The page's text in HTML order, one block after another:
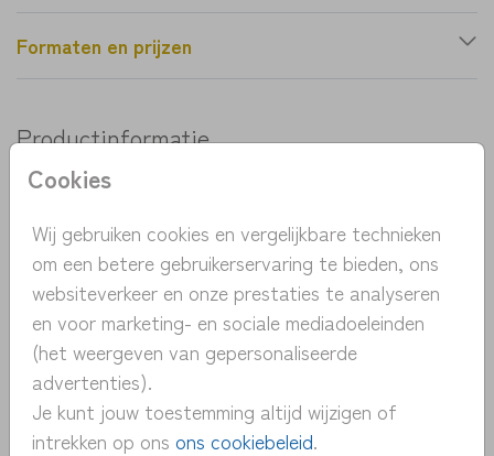
Cookies
Wij gebruiken cookies en vergelijkbare technieken
om een betere gebruikerservaring te bieden, ons
websiteverkeer en onze prestaties te analyseren
en voor marketing- en sociale mediadoeleinden
(het weergeven van gepersonaliseerde
advertenties).
Je kunt jouw toestemming altijd wijzigen of
intrekken op ons ons cookiebeleid.
Formaten en prijzen
Productinformatie
OMSCHRIJVING
Een lief en eenvoudig geboortekaartje met
handgetekend beertje. De kraftpapier achtergrond
maakt het kaartje stoer. Pas eenvoudig de kleur en
het lettertype aan in de designtool en bestel een
proefdruk voor maar 1 euro.
Toon meer
COLLECTIE
jongen